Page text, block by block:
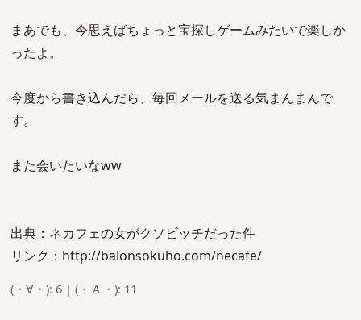
まあでも、今思えばちょっと宝探しゲームみたいで楽しか
ったよ。
今度から書き込んだら、毎回メールを送る気まんまんで
す。
また会いたいなww
出典：ネカフェの女がクソビッチだった件
リンク：http://balonsokuho.com/necafe/
(・∀・): 6 | (・Ａ・): 11